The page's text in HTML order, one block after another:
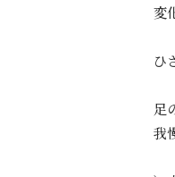
変
ひ
足
我